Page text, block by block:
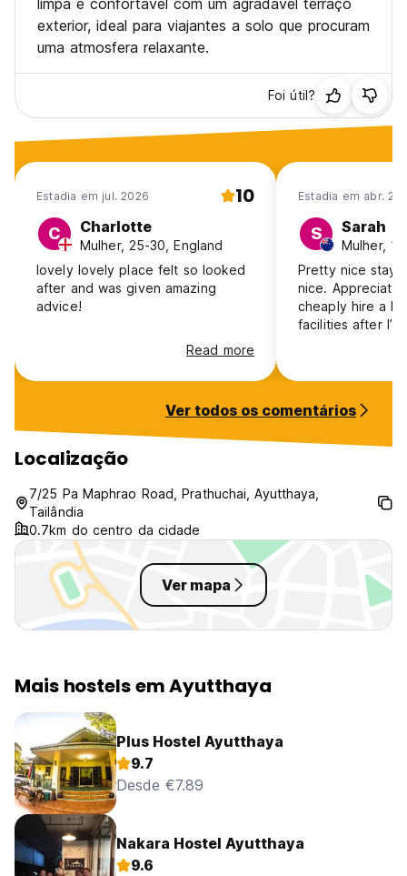
limpa e confortável com um agradável terraço
exterior, ideal para viajantes a solo que procuram
uma atmosfera relaxante.
Foi útil?
Estadia em jul. 2026 10
C Charlotte
Mulher, 25-30, England
lovely lovely place felt so looked
after and was given amazing
advice!
Read more
Estadia em abr.
S Sarah
Pretty nice stay
nice.
cheaply hire a
facilities after
Ver todos os comentários
Localização
7/25 Pa Maphrao Road, Prathuchai, Ayutthaya,
Tailândia
0.7km do centro da cidade
Ver mapa
Mais hostels em Ayutthaya
Plus Hostel Ayutthaya
9.7
Desde €7.89
Nakara Hostel Ayutthaya
9.6